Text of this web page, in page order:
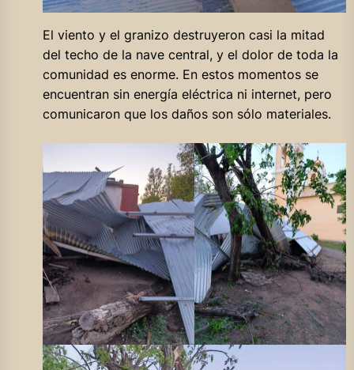
El viento y el granizo destruyeron casi la mitad
del techo de la nave central, y el dolor de toda la
comunidad es enorme. En estos momentos se
encuentran sin energía eléctrica ni internet, pero
comunicaron que los daños son sólo materiales.